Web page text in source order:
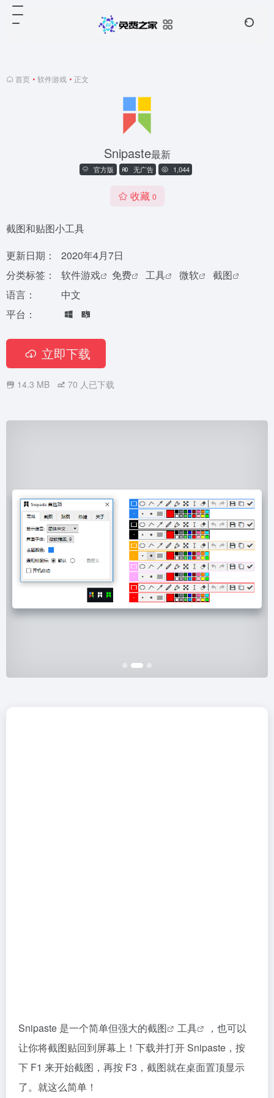
首页 • 软件游戏 • 正文
Snipaste最新
官方版 无广告 1,044
收藏 0
截图和贴图小工具
更新日期：
2020年4月7日
分类标签：
软件游戏 免费 工具 微软
截图
语言：
中文
平台：
立即下载
14.3 MB 70 人已下载
Snipaste 是一个简单但强大的截图 工具
，也可以
让你将截图贴回到屏幕上！下载并打开 Snipaste，按
下 F1 来开始截图，再按 F3，截图就在桌面置顶显示
了。就这么简单！